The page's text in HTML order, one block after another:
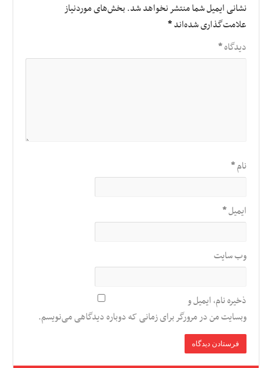
نشانی ایمیل شما منتشر نخواهد شد.بخش‌های موردنیاز
علامت‌گذاری شده‌اند*
دیدگاه*
نام*
ایمیل*
وب‌ سایت
ذخیره نام، ایمیل و
وبسایت من در مرورگر برای زمانی که دوباره دیدگاهی می‌نویسم.